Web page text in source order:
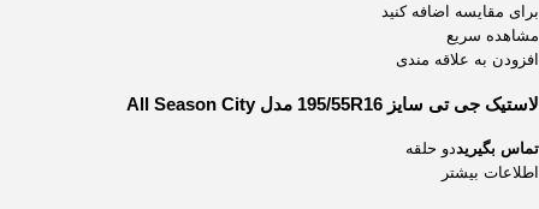
برای مقایسه اضافه کنید
مشاهده سریع
افزودن به علاقه مندی
لاستیک جی تی سایز 195/55R16 مدل All Season City
تماس بگیریددو حلقه
اطلاعات بیشتر